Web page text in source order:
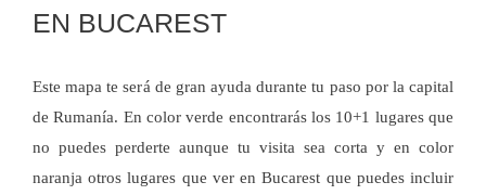
EN BUCAREST
Este mapa te será de gran ayuda durante tu paso por la capital
de Rumanía. En color verde encontrarás los 10+1 lugares que
no puedes perderte aunque tu visita sea corta y en color
naranja otros lugares que ver en Bucarest que puedes incluir